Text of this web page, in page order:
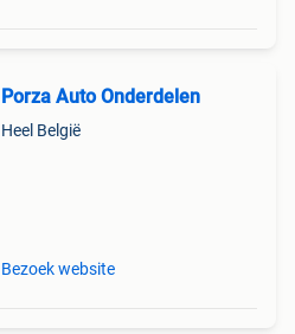
Porza Auto Onderdelen
Heel België
Bezoek website